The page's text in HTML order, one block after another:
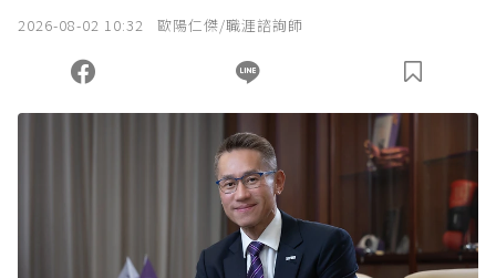
2026-08-02 10:32 歐陽仁傑/職涯諮詢師